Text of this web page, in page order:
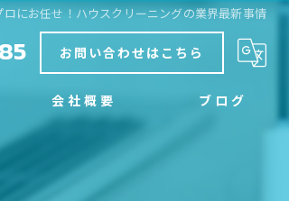
にお任せ！ハウスクリーニングの業界最新事情
お問い合わせはこちら
会社概要 ブログ